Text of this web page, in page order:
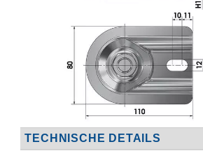
TECHNISCHE DETAILS